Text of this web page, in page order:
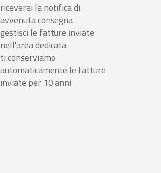
riceverai la notifica di
avvenuta consegna
gestisci le fatture inviate
nell'area dedicata
ti conserviamo
automaticamente le fatture
inviate per 10 anni